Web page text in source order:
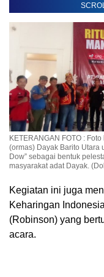
KETERANGAN FOTO :
(ormas) Dayak Barito Utara
Dow” sebagai bentuk
masyarakat adat Dayak.
Kegiatan ini juga
Keharingan
(Robinson) yang
acara.